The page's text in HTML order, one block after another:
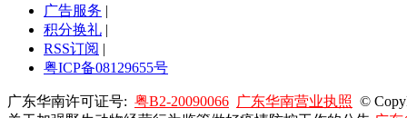
广告服务 |
积分换礼 |
RSS订阅 |
粤ICP备08129655号
广东华南许可证号: 粤B2-20090066 广东华南营业执照 ©